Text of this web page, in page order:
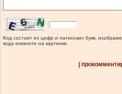
Код состоит из цифр и латинских букв,
кода кликните на картинке.
|